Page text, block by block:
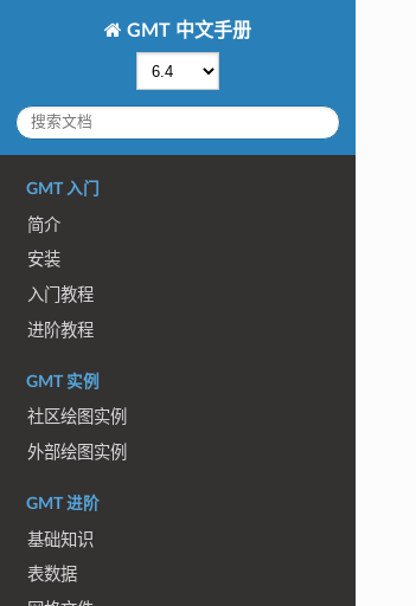
GMT 中文手册
GMT 入门
简介
安装
入门教程
进阶教程
GMT 实例
社区绘图实例
外部绘图实例
GMT 进阶
基础知识
表数据